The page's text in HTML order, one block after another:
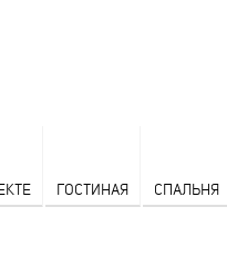
ГОСТИНАЯ СПАЛЬНЯ